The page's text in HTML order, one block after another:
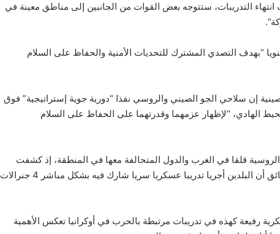
التدريبات، ستتوجه بعض القوات من الجانبين إلى مناطق معينة في
“بهدف التصدي المشترك للتحديات الأمنية والحفاظ على السلام
إن سلاحي الجو الصيني والروسي نفذا “دورية جوية إستراتيجية” فوق
الهادي، “لإظهار عزمهما وقدرتهما على الحفاظ على السلام
الروسية قلقا في الغرب والدول المتحالفة معها في المنطقة، إذ كشفت
وكالة رويترز نقلا عن مسؤولَين أوروبيين ووثائق أن البلدين أجريا تدريبا عسكريا سريا شارك فيه بشكل مباشر 4 جنرالات
رفيعة كهذه في تدريبات مرتبطة بالحرب في أوكرانيا تعكس الأهمية